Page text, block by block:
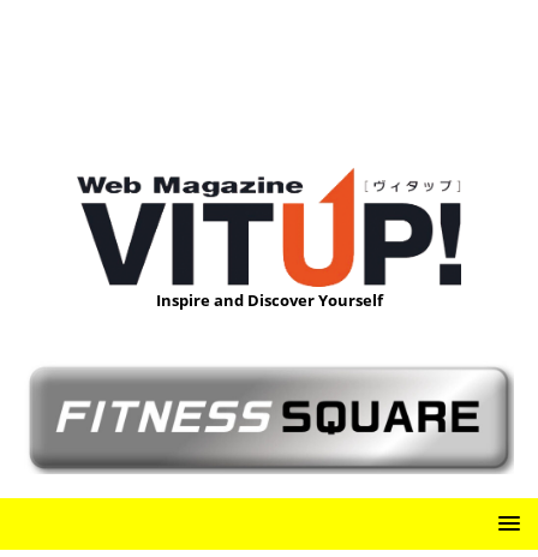
Inspire and Discover Yourself